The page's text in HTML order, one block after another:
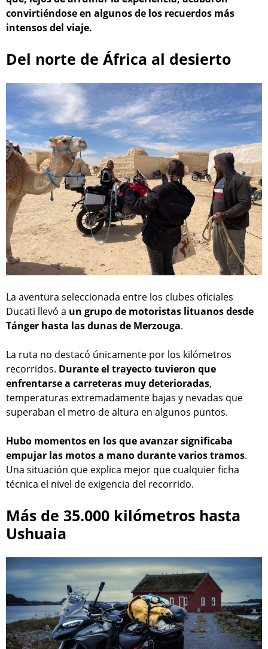
convirtiéndose en algunos de los recuerdos más
intensos del viaje.
Del norte de África al desierto
La aventura seleccionada entre los clubes oficiales
Ducati llevó a un grupo de motoristas lituanos desde
Tánger hasta las dunas de Merzouga.
La ruta no destacó únicamente por los kilómetros
recorridos. Durante el trayecto tuvieron que
enfrentarse a carreteras muy deterioradas,
temperaturas extremadamente bajas y nevadas que
superaban el metro de altura en algunos puntos.
Hubo momentos en los que avanzar significaba
empujar las motos a mano durante varios tramos.
Una situación que explica mejor que cualquier ficha
técnica el nivel de exigencia del recorrido.
Más de 35.000 kilómetros hasta
Ushuaia